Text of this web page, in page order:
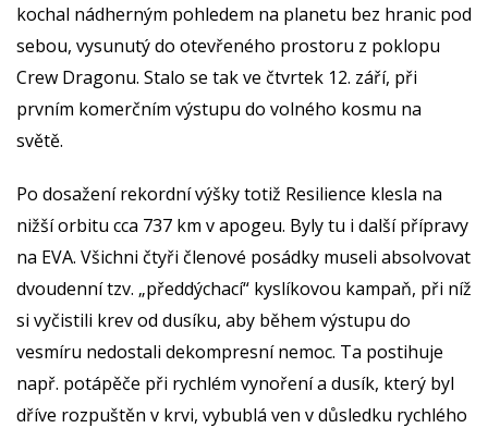
kochal nádherným pohledem na planetu bez hranic pod
sebou, vysunutý do otevřeného prostoru z poklopu
Crew Dragonu. Stalo se tak ve čtvrtek 12. září, při
prvním komerčním výstupu do volného kosmu na
světě.
Po dosažení rekordní výšky totiž Resilience klesla na
nižší orbitu cca 737 km v apogeu. Byly tu i další přípravy
na EVA. Všichni čtyři členové posádky museli absolvovat
dvoudenní tzv. „předdýchací“ kyslíkovou kampaň, při níž
si vyčistili krev od dusíku, aby během výstupu do
vesmíru nedostali dekompresní nemoc. Ta postihuje
např. potápěče při rychlém vynoření a dusík, který byl
dříve rozpuštěn v krvi, vybublá ven v důsledku rychlého